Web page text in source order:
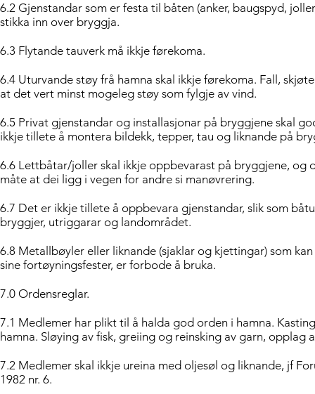
6.2 Gjenstandar som er festa til båten (anker, baugspyd,
stikka inn over bryggja.
6.3 Flytande tauverk må ikkje førekoma.
6.4 Uturvande støy frå hamna skal ikkje førekoma. Fall,
at det vert minst mogeleg støy som fylgje av vind.
6.5 Privat gjenstandar og installasjonar på bryggjene skal
ikkje tillete å montera bildekk, tepper, tau og liknande på
6.6 Lettbåtar/joller skal ikkje oppbevarast på bryggjene, og
måte at dei ligg i vegen for andre si manøvrering.
6.7 Det er ikkje tillete å oppbevara gjenstandar, slik som
bryggjer, utriggarar og landområdet.
6.8 Metallbøyler eller liknande (sjaklar og kjettingar) som
sine fortøyningsfester, er forbode å bruka.
7.0 Ordensreglar.
7.1 Medlemer har plikt til å halda god orden i hamna.
hamna. Sløying av fisk, greiing og reinsking av garn,
7.2 Medlemer skal ikkje ureina med oljesøl og liknande, jf
1982 nr. 6.